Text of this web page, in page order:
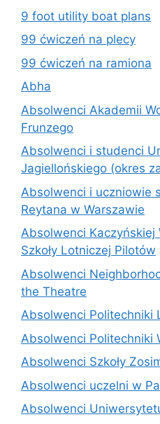
9 foot utility boat plans
99 ćwiczeń na plecy
99 ćwiczeń na ramiona
Abha
Absolwenci Akademii
Frunzego
Absolwenci i studenci
Jagiellońskiego (okres
Absolwenci i uczniowie
Reytana w Warszawie
Absolwenci Kaczyńskiej
Szkoły Lotniczej Pilotów
Absolwenci
the Theatre
Absolwenci Politechniki
Absolwenci Politechniki
Absolwenci Szkoły
Absolwenci uczelni w
Absolwenci